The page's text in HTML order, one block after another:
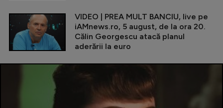
VIDEO | PREA MULT BANCIU, live pe
iAMnews.ro, 5 august, de la ora 20.
Călin Georgescu atacă planul
aderării la euro